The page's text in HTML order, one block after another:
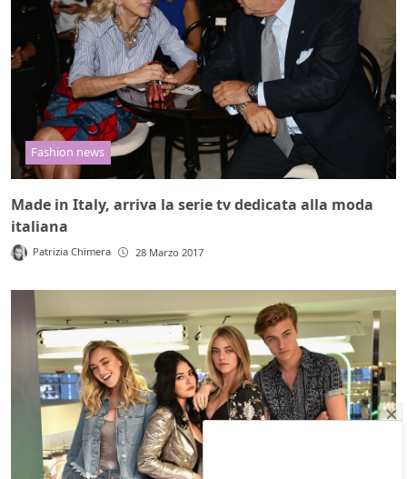
Fashion news
Made in Italy, arriva la serie tv dedicata alla moda
italiana
Patrizia Chimera 28 Marzo 2017